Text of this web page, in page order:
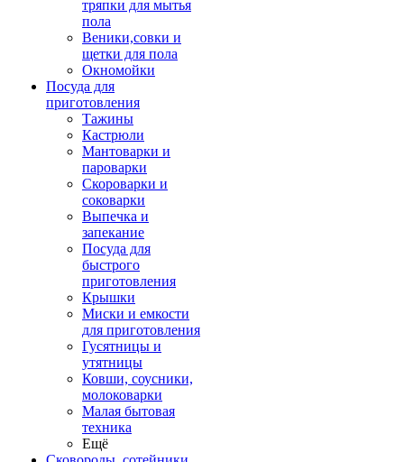
тряпки для мытья
пола
Веники,совки и
щетки для пола
Окномойки
Посуда для
приготовления
Тажины
Кастрюли
Мантоварки и
пароварки
Скороварки и
соковарки
Выпечка и
запекание
Посуда для
быстрого
приготовления
Крышки
Миски и емкости
для приготовления
Гусятницы и
утятницы
Ковши, соусники,
молоковарки
Малая бытовая
техника
Ещё